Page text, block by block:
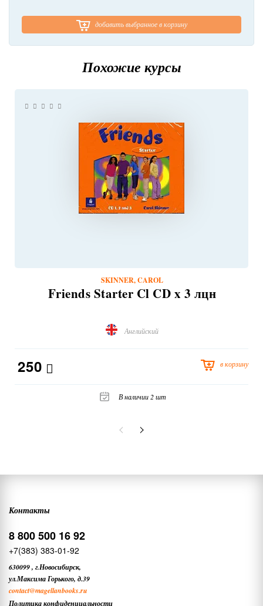
добавить выбранное в корзину
Похожие курсы
SKINNER, CAROL
Friends Starter Cl CD x 3 лцн
Английский
250 в корзину
В наличии 2 шт
Контакты
8 800 500 16 92
+7(383) 383-01-92
630099, г.Новосибирск,
ул.Максима Горького, д.39
contact@magellanbooks.ru
Политика конфиденциальности